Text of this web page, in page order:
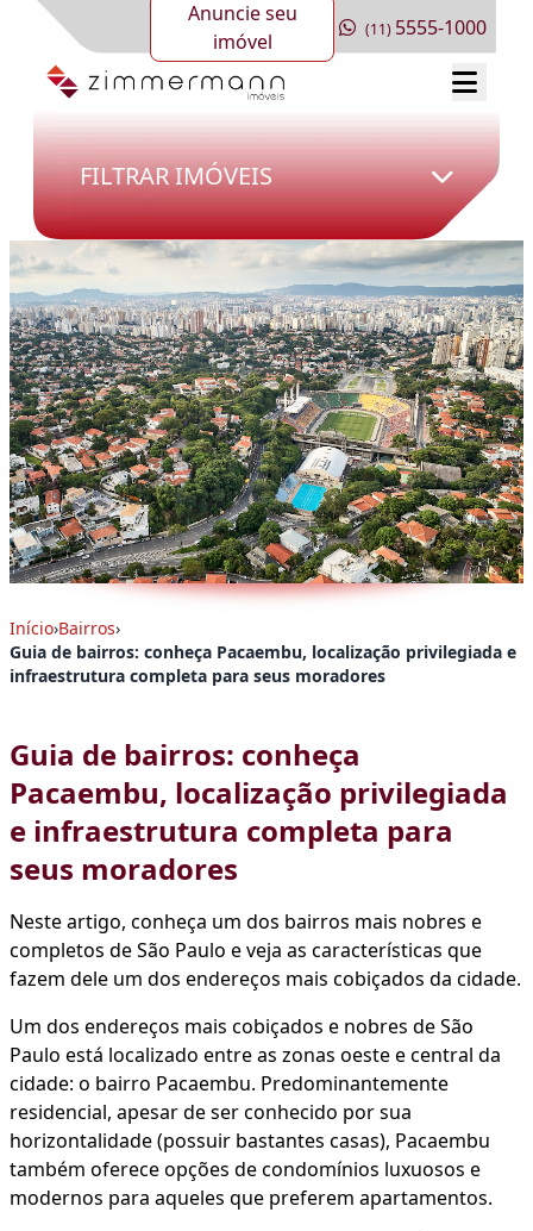
Anuncie seu
imóvel
(11) 5555-1000
FILTRAR IMÓVEIS
Início›Bairros›
Guia de bairros: conheça Pacaembu, localização privilegiada e
infraestrutura completa para seus moradores
Guia de bairros: conheça
Pacaembu, localização privilegiada
e infraestrutura completa para
seus moradores
Neste artigo, conheça um dos bairros mais nobres e
completos de São Paulo e veja as características que
fazem dele um dos endereços mais cobiçados da cidade.
Um dos endereços mais cobiçados e nobres de São
Paulo está localizado entre as zonas oeste e central da
cidade: o bairro Pacaembu. Predominantemente
residencial, apesar de ser conhecido por sua
horizontalidade (possuir bastantes casas), Pacaembu
também oferece opções de condomínios luxuosos e
modernos para aqueles que preferem apartamentos.